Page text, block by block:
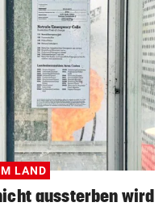
LAND
aussterben wird